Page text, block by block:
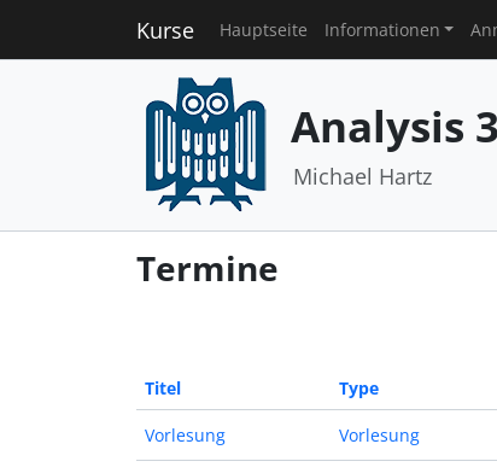
Kurse Hauptseite Informationen
Analysis 3
Michael Hartz
Termine
Titel Type
Vorlesung Vorlesung